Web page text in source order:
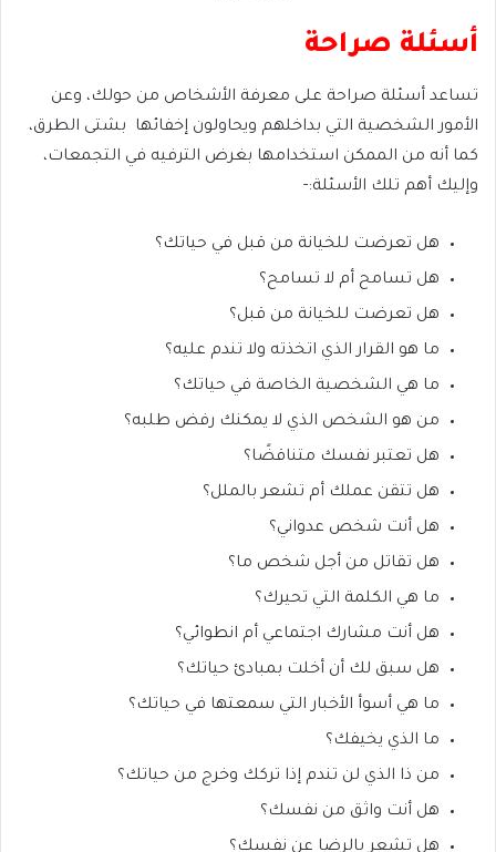
أسئلة صراحة
تساعد أسئلة صراحة على معرفة الأشخاص من حولك، وعن
الأمور الشخصية التي بداخلهم ويحاولون إخفائها بشتى الطرق،
كما أنه من الممكن استخدامها بغرض الترفيه في التجمعات،
وإليك أهم تلك الأسئلة:-
هل تعرضت للخيانة من قبل في حياتك؟
هل تسامح أم لا تسامح؟
هل تعرضت للخيانة من قبل؟
ما هو القرار الذي اتخذته ولا تندم عليه؟
ما هي الشخصية الخاصة في حياتك؟
من هو الشخص الذي لا يمكنك رفض طلبه؟
هل تعتبر نفسك متناقضًا؟
هل تتقن عملك أم تشعر بالملل؟
هل أنت شخص عدواني؟
هل تقاتل من أجل شخص ما؟
ما هي الكلمة التي تحيرك؟
هل أنت مشارك اجتماعي أم انطوائي؟
هل سبق لك أن أخلت بمبادئ حياتك؟
ما هي أسوأ الأخبار التي سمعتها في حياتك؟
ما الذي يخيفك؟
من ذا الذي لن تندم إذا تركك وخرج من حياتك؟
هل أنت واثق من نفسك؟
هل تشعر بالرضا عن نفسك؟